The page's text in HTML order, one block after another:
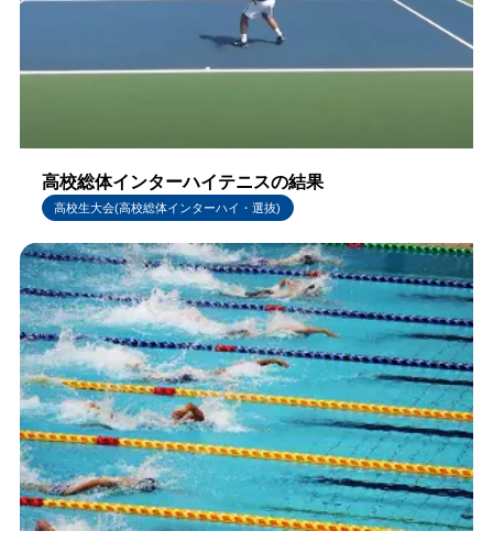
高校総体インターハイテニスの結果
高校生大会(高校総体インターハイ・選抜)